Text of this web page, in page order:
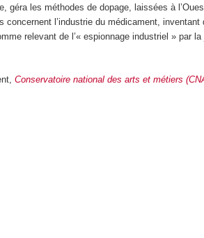
géra les méthodes de dopage, laissées à
concernent l’industrie du médicament,
relevant de l’« espionnage industriel » par
Conservatoire national des arts et métiers